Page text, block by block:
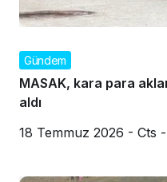
Gündem
MASAK, kara para
aldı
18 Temmuz 2026 - Cts -